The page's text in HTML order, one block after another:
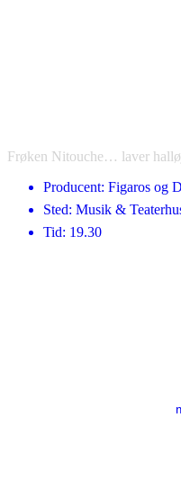
Frøken Nitouche… laver
Producent: Figaros og
Sted: Musik &
Tid: 19.30